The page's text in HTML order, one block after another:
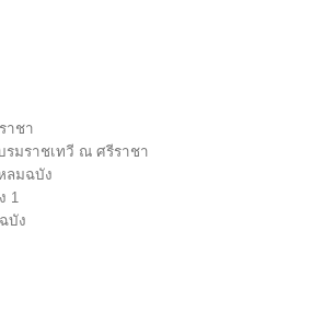
าชา
รมราชเทวี ณ ศรีราชา
ลมฉบัง
1
บัง